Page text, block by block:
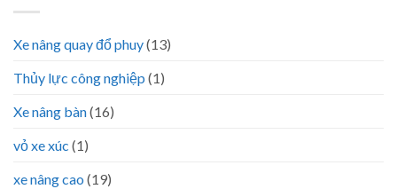
Xe nâng quay đổ phuy(13)
Thủy lực công nghiệp (1)
Xe nâng bàn(16)
vỏ xe xúc (1)
xe nâng cao (19)